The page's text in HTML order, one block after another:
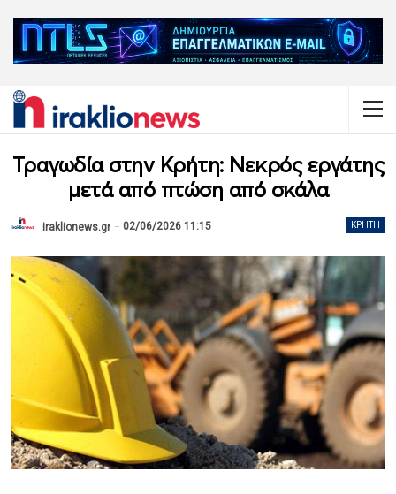
Τραγωδία στην Κρήτη: Νεκρός εργάτης
μετά από πτώση από σκάλα
ΚΡΉΤΗ
iraklionews.gr 02/06/2026 11:15